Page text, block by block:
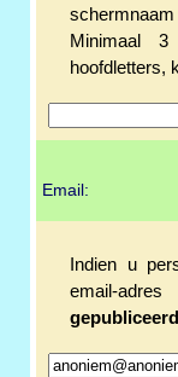
Minimaal 3
hoofdletters,
Email:
Indien u
email-